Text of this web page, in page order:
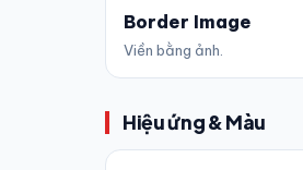
Border Image
Viền bằng ảnh.
Hiệu ứng & Màu